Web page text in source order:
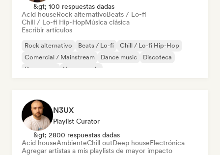
&gt; 100 respuestas dadas
Acid houseRock alternativoBeats / Lo-fi
Chill / Lo-fi Hip-HopMúsica clásica
Escribir artículos
Rock alternativo Beats / Lo-fi
Chill / Lo-fi Hip-Hop
Comercial / Mainstream
Dance music
Discoteca
Dream pop
House music
N3UX
Playlist Curator
&gt; 2800 respuestas dadas
Acid houseAmbienteChill outDeep houseElectrónica
Agregar artistas a mis playlists de mayor impacto